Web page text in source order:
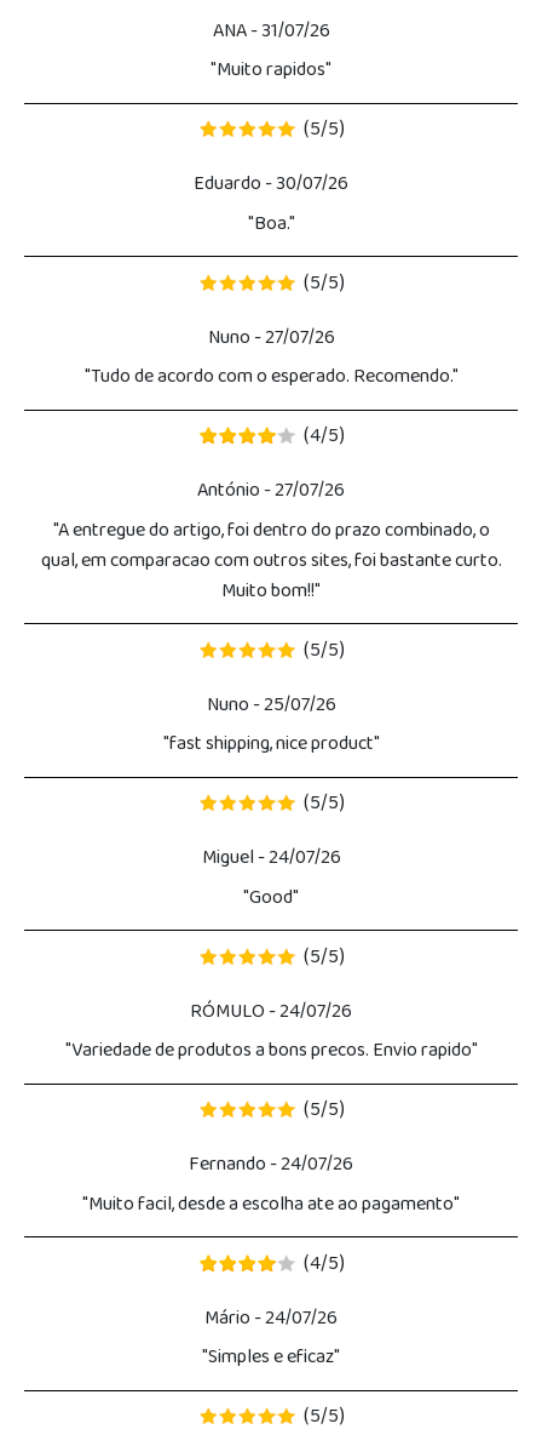
ANA- 31/07/26
"Muito rapidos"
(5/5)
Eduardo- 30/07/26
"Boa."
(5/5)
Nuno- 27/07/26
"Tudo de acordo com o esperado. Recomendo."
(4/5)
António- 27/07/26
"A entregue do artigo, foi dentro do prazo combinado, o
qual, em comparacao com outros sites, foi bastante curto.
Muito bom!!"
(5/5)
Nuno- 25/07/26
"fast shipping, nice product"
(5/5)
Miguel- 24/07/26
"Good"
(5/5)
RÓMULO- 24/07/26
"Variedade de produtos a bons precos. Envio rapido"
(5/5)
Fernando- 24/07/26
"Muito facil, desde a escolha ate ao pagamento"
(4/5)
Mário- 24/07/26
"Simples e eficaz"
(5/5)